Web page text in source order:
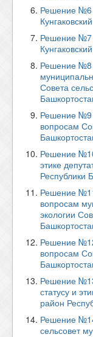
Решение №6
Решение №7
Решение №8
Совета
Решение №9
вопросам
Решение
этике
Республики
Решение
вопросам
экологии
Решение
вопросам
Решение
статусу и
район
Решение
сельсовет